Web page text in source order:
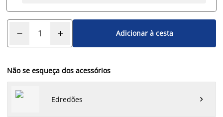
Adicionar à cesta
Não se esqueça dos acessórios
Edredões 